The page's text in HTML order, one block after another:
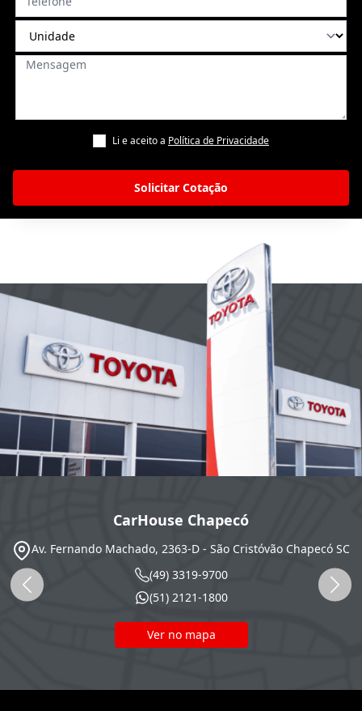
Li e aceito a Política de Privacidade
Solicitar Cotação
CarHouse Chapecó
Av. Fernando Machado, 2363-D - São Cristóvão Chapecó SC
(49) 3319-9700
(51) 2121-1800
Ver no mapa